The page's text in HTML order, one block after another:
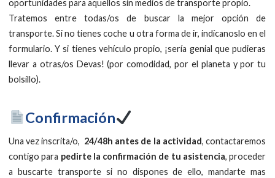
oportunidades para aquellos sin medios de transporte propio.
Tratemos entre todas/os de buscar la mejor opción de
transporte. Si no tienes coche u otra forma de ir, indícanoslo en el
formulario. Y si tienes vehículo propio, ¡sería genial que pudieras
llevar a otras/os Devas! (por comodidad, por el planeta y por tu
bolsillo).
Confirmación
Una vez inscrita/o, 24/48h antes de la actividad, contactaremos
contigo para pedirte la confirmación de tu asistencia, proceder
a buscarte transporte si no dispones de ello, mandarte mas